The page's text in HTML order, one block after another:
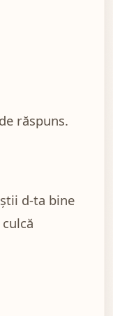
răspuns.
d-ta bine